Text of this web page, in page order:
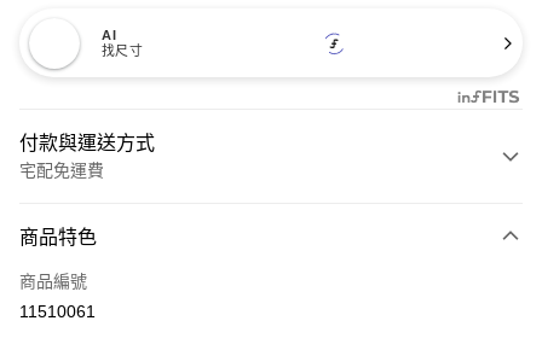
AI
找尺寸
付款與運送方式
宅配免運費
信用卡一次付款
信用卡分期付款
商品特色
商品編號
11510061